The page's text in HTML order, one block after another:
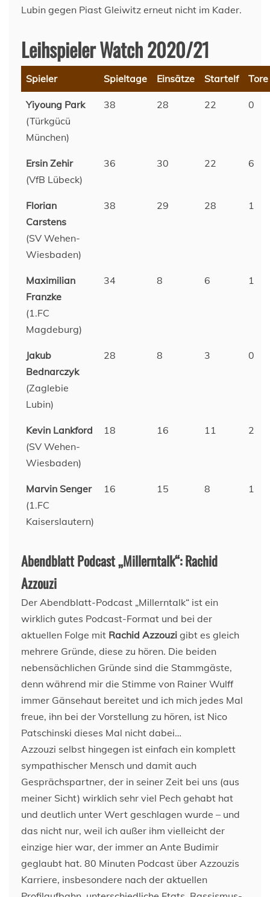
Lubin gegen Piast Gleiwitz erneut nicht im Kader.
Leihspieler Watch 2020/21
Spieler Spieltage Einsätze Startelf Tore
Yiyoung Park
(Türkgücü
München)
38 28 22 0
Ersin Zehir
(VfB Lübeck)
36 30 22 6
Florian
Carstens
(SV Wehen-
Wiesbaden)
38 29 28 1
Maximilian
Franzke
(1.FC
Magdeburg)
34 8 6 1
Jakub
Bednarczyk
(Zaglebie
Lubin)
28 8 3 0
Kevin Lankford
(SV Wehen-
Wiesbaden)
18 16 11 2
Marvin Senger
(1.FC
Kaiserslautern)
16 15 8 1
Abendblatt Podcast „Millerntalk“: Rachid
Azzouzi
Der Abendblatt-Podcast „Millerntalk“ ist ein
wirklich gutes Podcast-Format und bei der
aktuellen Folge mit Rachid Azzouzi gibt es gleich
mehrere Gründe, diese zu hören. Die beiden
nebensächlichen Gründe sind die Stammgäste,
denn während mir die Stimme von Rainer Wulff
immer Gänsehaut bereitet und ich mich jedes Mal
freue, ihn bei der Vorstellung zu hören, ist Nico
Patschinski dieses Mal nicht dabei…
Azzouzi selbst hingegen ist einfach ein komplett
sympathischer Mensch und damit auch
Gesprächspartner, der in seiner Zeit bei uns (aus
meiner Sicht) wirklich sehr viel Pech gehabt hat
und deutlich unter Wert geschlagen wurde – und
das nicht nur, weil ich außer ihm vielleicht der
einzige hier war, der immer an Ante Budimir
geglaubt hat. 80 Minuten Podcast über Azzouzis
Karriere, insbesondere nach der aktuellen